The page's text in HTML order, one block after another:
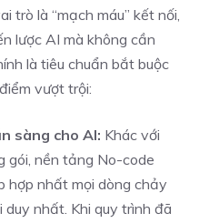
trò là “mạch máu” kết nối,
lược AI mà không cần
là tiêu chuẩn bắt buộc
vượt trội:
sàng cho AI: Khác với
gói, nền tảng No-code
hợp nhất mọi dòng chảy
nhất. Khi quy trình đã